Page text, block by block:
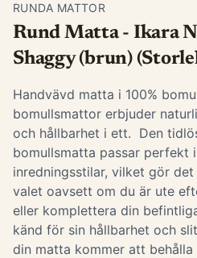
RUNDA MATTOR
Rund Matta - Ikara
Shaggy (brun)
Handvävd matta i 100%
bomullsmattor erbjuder
och hållbarhet i ett. Den
bomullsmatta passar perfekt
inredningsstilar, vilket gör
valet oavsett om du är ute
eller komplettera din
känd för sin hållbarhet och
din matta kommer att